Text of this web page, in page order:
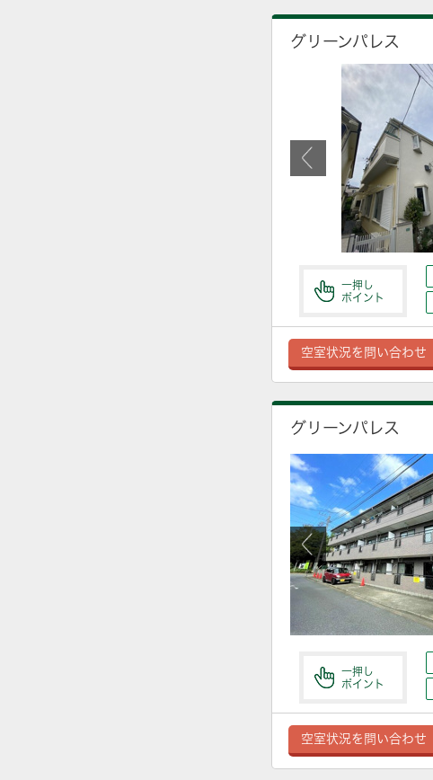
グリーンパレス
一押し
ポイント
空室状況を問い合わせ
グリーンパレス
一押し
ポイント
空室状況を問い合わせ